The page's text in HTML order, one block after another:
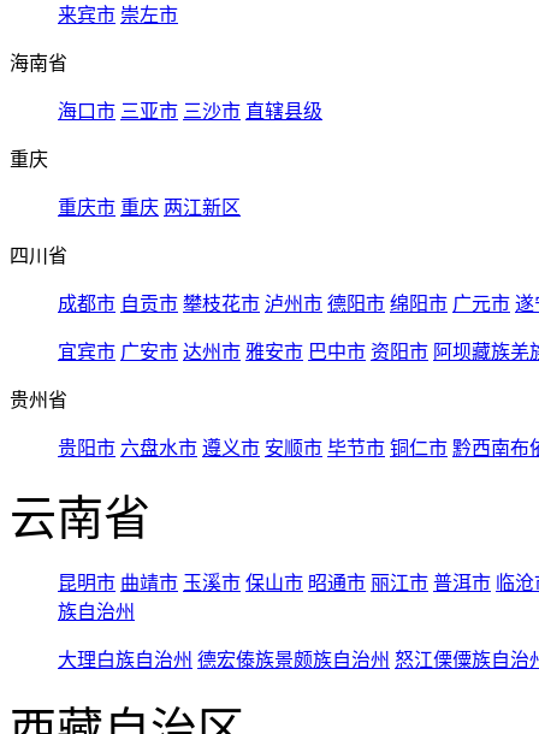
来宾市 崇左市
海南省
海口市 三亚市 三沙市 直辖县级
重庆
重庆市 重庆 两江新区
四川省
成都市 自贡市 攀枝花市 泸州市 德阳市 绵阳市 广元市 遂
宜宾市 广安市 达州市 雅安市 巴中市 资阳市 阿坝藏族羌
贵州省
贵阳市 六盘水市 遵义市 安顺市 毕节市 铜仁市 黔西南布
云南省
昆明市 曲靖市 玉溪市 保山市 昭通市 丽江市 普洱市 临
族自治州
大理白族自治州 德宏傣族景颇族自治州 怒江傈僳族自治